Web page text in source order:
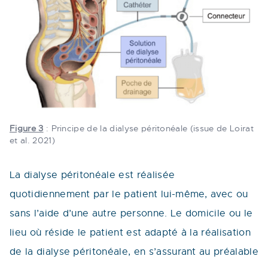
Figure 3 : Principe de la dialyse péritonéale (issue de Loirat
et al. 2021)
La dialyse péritonéale est réalisée
quotidiennement par le patient lui-même, avec ou
sans l’aide d’une autre personne. Le domicile ou le
lieu où réside le patient est adapté à la réalisation
de la dialyse péritonéale, en s’assurant au préalable